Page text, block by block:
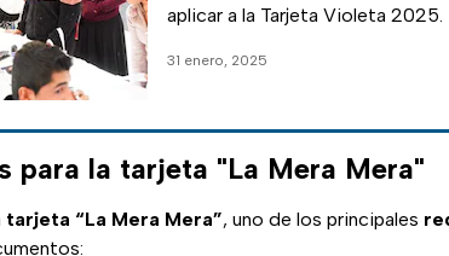
aplicar a la Tarjeta Violeta 2025.
31 enero, 2025
para la tarjeta "La Mera Mera"
tarjeta “La Mera Mera”, uno de los principales